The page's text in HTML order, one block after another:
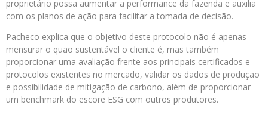
proprietário possa aumentar a performance da fazenda e auxilia
com os planos de ação para facilitar a tomada de decisão.
Pacheco explica que o objetivo deste protocolo não é apenas
mensurar o quão sustentável o cliente é, mas também
proporcionar uma avaliação frente aos principais certificados e
protocolos existentes no mercado, validar os dados de produção
e possibilidade de mitigação de carbono, além de proporcionar
um benchmark do escore ESG com outros produtores.